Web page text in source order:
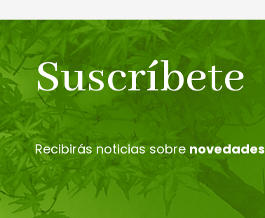
Suscríbete
Recibirás noticias sobre novedades